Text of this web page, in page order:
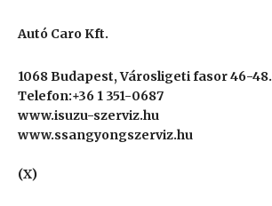
Autó Caro Kft.
1068 Budapest, Városligeti fasor 46-48.
Telefon:+36 1 351-0687
www.isuzu-szerviz.hu
www.ssangyongszerviz.hu
(X)